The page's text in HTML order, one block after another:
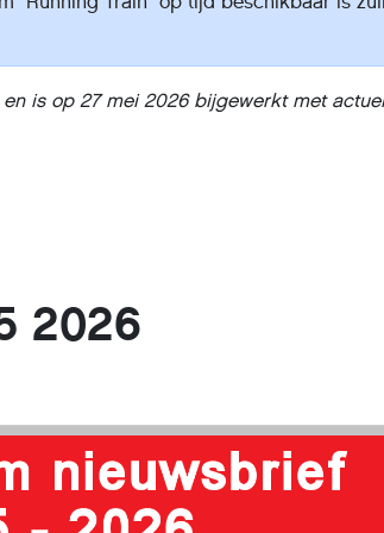
is op 27 mei 2026 bijgewerkt met
2026